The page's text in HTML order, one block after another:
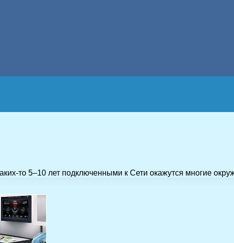
то 5–10 лет подключенными к Сети окажутся многие